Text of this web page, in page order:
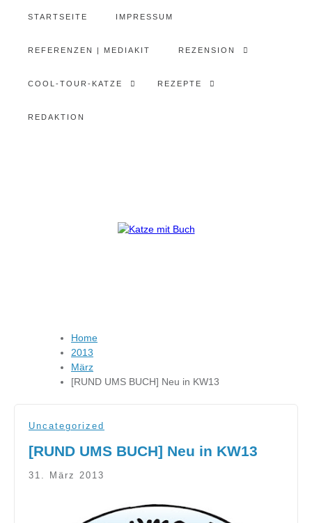
STARTSEITE IMPRESSUM
REFERENZEN | MEDIAKIT REZENSION
COOL-TOUR-KATZE REZEPTE
REDAKTION
Home
2013
März
[RUND UMS BUCH] Neu in KW13
Uncategorized
[RUND UMS BUCH] Neu in KW13
31. März 2013